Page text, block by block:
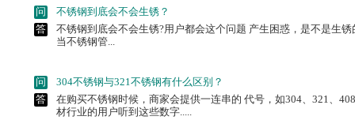
304不锈钢与321不锈钢有什么区别？
为什么304不锈钢板价格的差异这么大呢？